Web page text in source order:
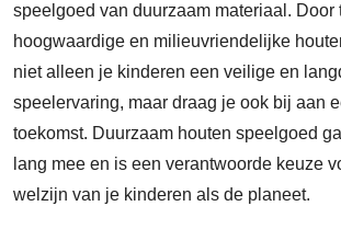
speelgoed van duurzaam materiaal. Door
hoogwaardige en milieuvriendelijke
niet alleen je kinderen een veilige en
speelervaring, maar draag je ook bij aan
toekomst. Duurzaam houten speelgoed
lang mee en is een verantwoorde keuze
welzijn van je kinderen als de planeet.